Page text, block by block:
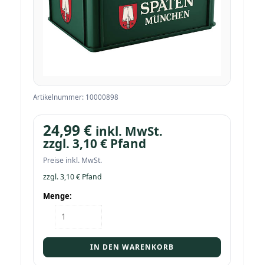
Artikelnummer: 10000898
24,99 € inkl. MwSt.
zzgl. 3,10 € Pfand
Preise inkl. MwSt.
zzgl.3,10€ Pfand
Menge:
Kasten
Spaten
Menge
IN DEN WARENKORB